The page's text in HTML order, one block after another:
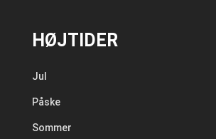
HØJTIDER
Jul
Påske
Sommer